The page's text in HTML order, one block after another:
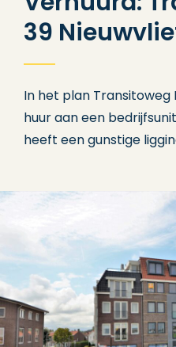
39
In het plan Transitoweg
huur aan een
heeft een gunstige